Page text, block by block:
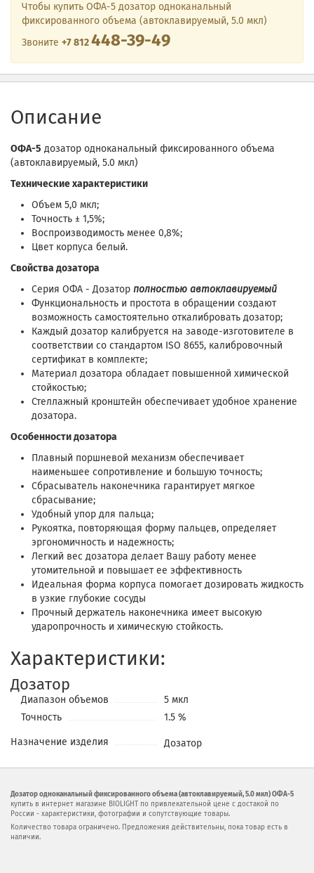
Чтобы купить ОФА-5 дозатор одноканальный
фиксированного объема (автоклавируемый, 5.0 мкл)
Звоните +7 812448-39-49
Описание
ОФА-5 дозатор одноканальный фиксированного объема
(автоклавируемый, 5.0 мкл)
Технические характеристики
Объем 5,0 мкл;
Точность ± 1,5%;
Воспроизводимость менее 0,8%;
Цвет корпуса белый.
Свойства дозатора
Cерия ОФА - Дозатор полностью автоклавируемый
Функциональность и простота в обращении создают
возможность самостоятельно откалибровать дозатор;
Каждый дозатор калибруется на заводе-изготовителе в
соответствии со стандартом ISO 8655, калибровочный
сертификат в комплекте;
Материал дозатора обладает повышенной химической
стойкостью;
Стеллажный кронштейн обеспечивает удобное хранение
дозатора.
Особенности дозатора
Плавный поршневой механизм обеспечивает
наименьшее сопротивление и большую точность;
Сбрасыватель наконечника гарантирует мягкое
сбрасывание;
Удобный упор для пальца;
Рукоятка, повторяющая форму пальцев, определяет
эргономичность и надежность;
Легкий вес дозатора делает Вашу работу менее
утомительной и повышает ее эффективность
Идеальная форма корпуса помогает дозировать жидкость
в узкие глубокие сосуды
Прочный держатель наконечника имеет высокую
ударопрочность и химическую стойкость.
Характеристики:
Дозатор
Диапазон объемов
5 мкл
Точность
1.5 %
Назначение изделия Дозатор
Дозатор одноканальный фиксированного объема (автоклавируемый, 5.0 мкл) ОФА-5
купить в интернет магазине BIOLIGHT по привлекательной цене с достакой по
России - характеристики, фотографии и сопутствующие товары.
Количество товара ограничено. Предложения действительны, пока товар есть в
наличии.